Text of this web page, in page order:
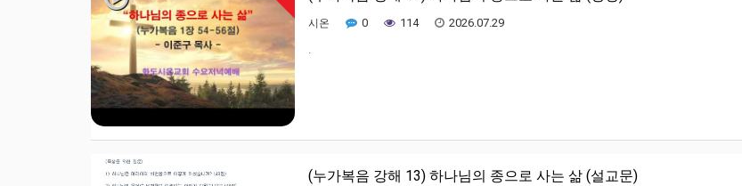
시온 0 114 2026.07.29
.
(누가복음 강해 13) 하나님의 종으로 사는 삶 (설교문)